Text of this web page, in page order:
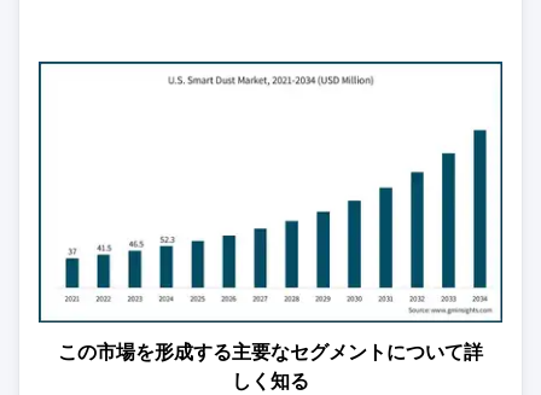
この市場を形成する主要なセグメントについて詳
しく知る